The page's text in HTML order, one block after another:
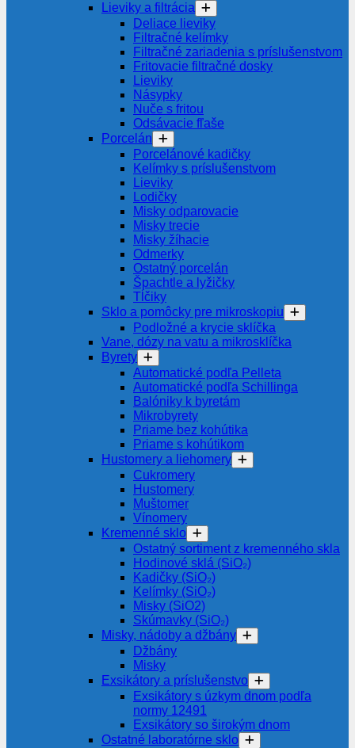
Lieviky a filtrácia
Deliace lieviky
Filtračné kelímky
Filtračné zariadenia s príslušenstvom
Fritovacie filtračné dosky
Lieviky
Násypky
Nuče s fritou
Odsávacie fľaše
Porcelán
Porcelánové kadičky
Kelímky s príslušenstvom
Lieviky
Lodičky
Misky odparovacie
Misky trecie
Misky žíhacie
Odmerky
Ostatný porcelán
Špachtle a lyžičky
Tĺčiky
Sklo a pomôcky pre mikroskopiu
Podložné a krycie sklíčka
Vane, dózy na vatu a mikrosklíčka
Byrety
Automatické podľa Pelleta
Automatické podľa Schillinga
Balóniky k byretám
Mikrobyrety
Priame bez kohútika
Priame s kohútikom
Hustomery a liehomery
Cukromery
Hustomery
Muštomer
Vínomery
Kremenné sklo
Ostatný sortiment z kremenného skla
Hodinové sklá (SiO₂)
Kadičky (SiO₂)
Kelímky (SiO₂)
Misky (SiO2)
Skúmavky (SiO₂)
Misky, nádoby a džbány
Džbány
Misky
Exsikátory a príslušenstvo
Exsikátory s úzkym dnom podľa
normy 12491
Exsikátory so širokým dnom
Ostatné laboratórne sklo